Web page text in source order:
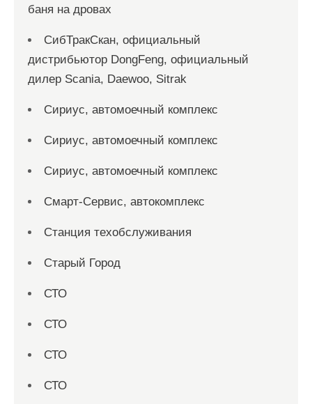
баня на дровах
СибТракСкан, официальный
дистрибьютор DongFeng, официальный
дилер Scania, Daewoo, Sitrak
Сириус, автомоечный комплекс
Сириус, автомоечный комплекс
Сириус, автомоечный комплекс
Смарт-Сервис, автокомплекс
Станция техобслуживания
Старый Город
СТО
СТО
СТО
СТО